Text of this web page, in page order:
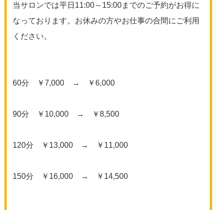
当サロンでは平日11:00～15:00までのご予約がお得に
なっております。お休みの方やお仕事の合間にご利用
ください。
60分 ￥7,000 → ￥6,000
90分 ￥10,000 → ￥8,500
120分 ￥13,000 → ￥11,000
150分 ￥16,000 → ￥14,500